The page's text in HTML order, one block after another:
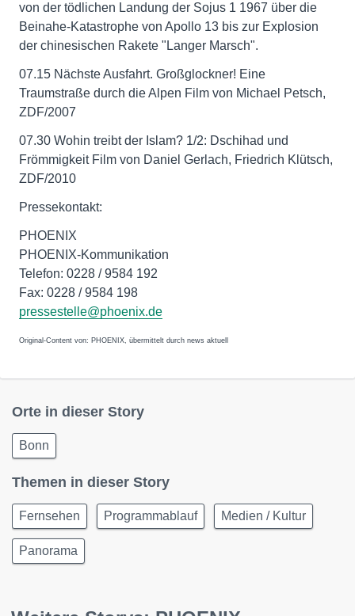
von der tödlichen Landung der Sojus 1 1967 über die
Beinahe-Katastrophe von Apollo 13 bis zur Explosion
der chinesischen Rakete "Langer Marsch".
07.15 Nächste Ausfahrt. Großglockner! Eine
Traumstraße durch die Alpen Film von Michael Petsch,
ZDF/2007
07.30 Wohin treibt der Islam? 1/2: Dschihad und
Frömmigkeit Film von Daniel Gerlach, Friedrich Klütsch,
ZDF/2010
Pressekontakt:
PHOENIX
PHOENIX-Kommunikation
Telefon: 0228 / 9584 192
Fax: 0228 / 9584 198
pressestelle@phoenix.de
Original-Content von: PHOENIX, übermittelt durch news aktuell
Orte in dieser Story
Bonn
Themen in dieser Story
Fernsehen Programmablauf Medien / Kultur
Panorama